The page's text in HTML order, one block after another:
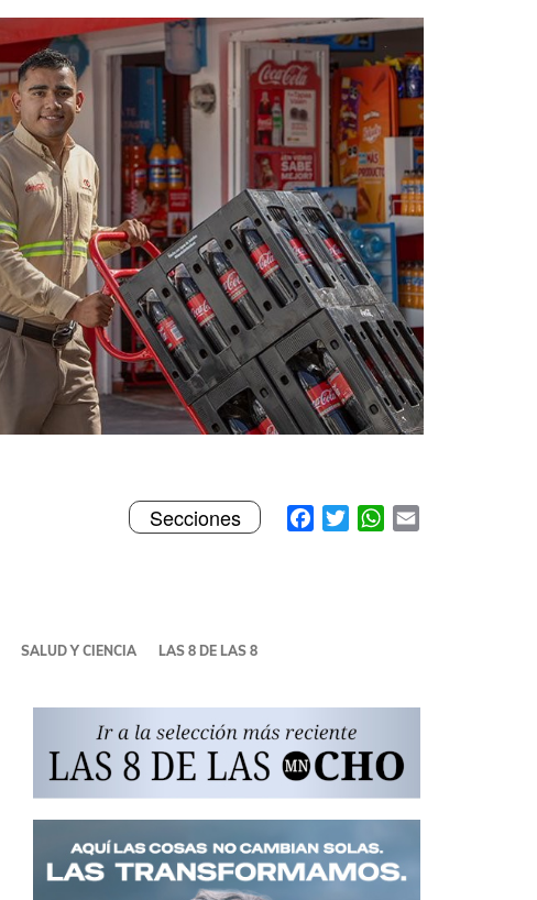
Facebook
TwitterWhatsApp
Toggle
navigation
Secciones
SALUD Y CIENCIA LAS 8 DE LAS 8